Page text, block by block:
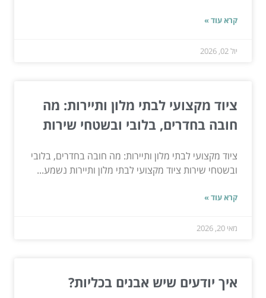
קרא עוד »
יול 02, 2026
ציוד מקצועי לבתי מלון ותיירות: מה
חובה בחדרים, בלובי ובשטחי שירות
ציוד מקצועי לבתי מלון ותיירות: מה חובה בחדרים, בלובי
ובשטחי שירות ציוד מקצועי לבתי מלון ותיירות נשמע...
קרא עוד »
מאי 20, 2026
איך יודעים שיש אבנים בכליות?